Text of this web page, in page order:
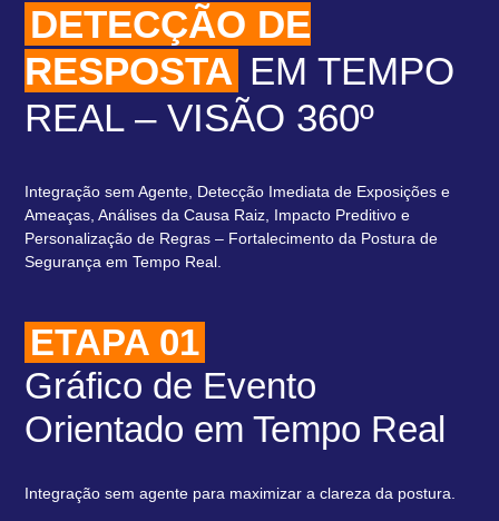
DETECÇÃO DE
RESPOSTA EM TEMPO
REAL – VISÃO 360º
Integração sem Agente, Detecção Imediata de Exposições e
Ameaças, Análises da Causa Raiz, Impacto Preditivo e
Personalização de Regras – Fortalecimento da Postura de
Segurança em Tempo Real.
ETAPA 01
Gráfico de Evento
Orientado em Tempo Real
Integração sem agente para maximizar a clareza da postura.